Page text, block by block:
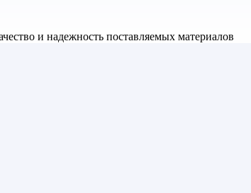
и надежность поставляемых материалов